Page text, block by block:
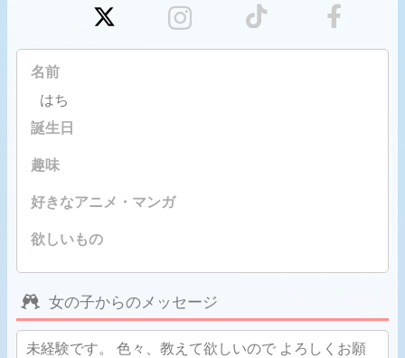
名前
はち
誕生日
趣味
好きなアニメ・マンガ
欲しいもの
女の子からのメッセージ
未経験です。 色々、教えて欲しいので よろしくお願